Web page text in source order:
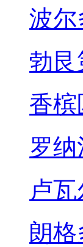
波尔
勃艮
香槟
罗纳
卢
朗格